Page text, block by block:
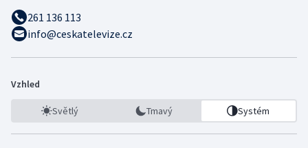
261 136 113
info@ceskatelevize.cz
Vzhled
Světlý Tmavý Systém